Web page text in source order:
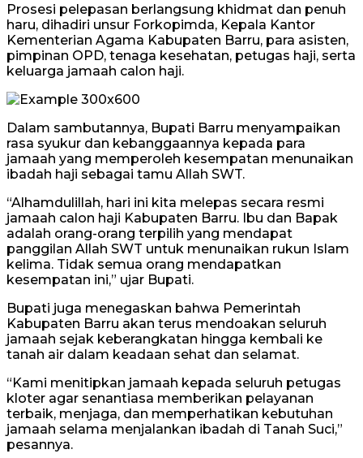
Prosesi pelepasan berlangsung khidmat dan penuh
haru, dihadiri unsur Forkopimda, Kepala Kantor
Kementerian Agama Kabupaten Barru, para asisten,
pimpinan OPD, tenaga kesehatan, petugas haji, serta
keluarga jamaah calon haji.
Dalam sambutannya, Bupati Barru menyampaikan
rasa syukur dan kebanggaannya kepada para
jamaah yang memperoleh kesempatan menunaikan
ibadah haji sebagai tamu Allah SWT.
“Alhamdulillah, hari ini kita melepas secara resmi
jamaah calon haji Kabupaten Barru. Ibu dan Bapak
adalah orang-orang terpilih yang mendapat
panggilan Allah SWT untuk menunaikan rukun Islam
kelima. Tidak semua orang mendapatkan
kesempatan ini,” ujar Bupati.
Bupati juga menegaskan bahwa Pemerintah
Kabupaten Barru akan terus mendoakan seluruh
jamaah sejak keberangkatan hingga kembali ke
tanah air dalam keadaan sehat dan selamat.
“Kami menitipkan jamaah kepada seluruh petugas
kloter agar senantiasa memberikan pelayanan
terbaik, menjaga, dan memperhatikan kebutuhan
jamaah selama menjalankan ibadah di Tanah Suci,”
pesannya.